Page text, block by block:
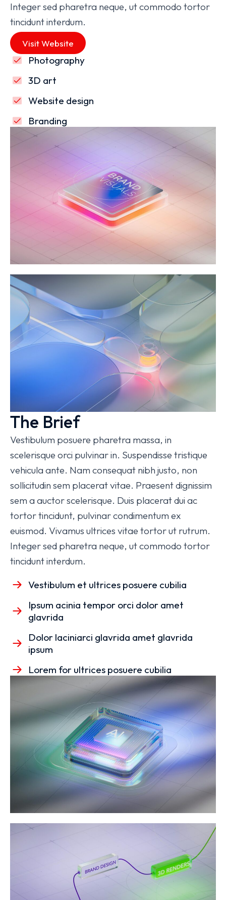
Integer sed pharetra neque, ut commodo tortor
tincidunt interdum.
Visit Website
Photography
3D art
Website design
Branding
The Brief
Vestibulum posuere pharetra massa, in
scelerisque orci pulvinar in. Suspendisse tristique
vehicula ante. Nam consequat nibh justo, non
sollicitudin sem placerat vitae. Praesent dignissim
sem a auctor scelerisque. Duis placerat dui ac
tortor tincidunt, pulvinar condimentum ex
euismod. Vivamus ultrices vitae tortor ut rutrum.
Integer sed pharetra neque, ut commodo tortor
tincidunt interdum.
Vestibulum et ultrices posuere cubilia
Ipsum acinia tempor orci dolor amet
glavrida
Dolor laciniarci glavrida amet glavrida
ipsum
Lorem for ultrices posuere cubilia